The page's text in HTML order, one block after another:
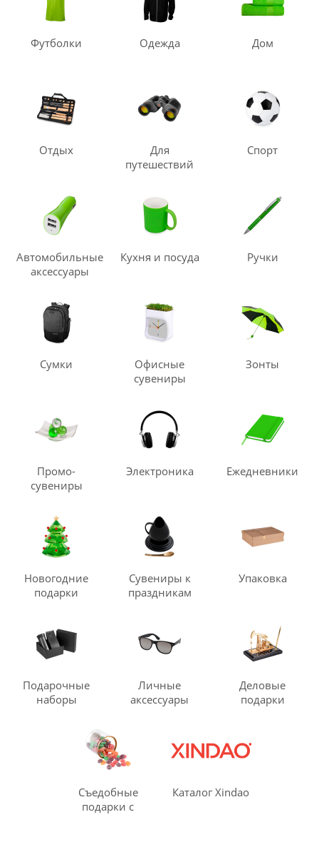
Футболки Одежда Дом
Отдых
Для
путешествий
Спорт
Автомобильные
аксессуары
Кухня и посуда Ручки
Сумки
Офисные
сувениры
Зонты
Промо-
сувениры
Электроника Ежедневники
Новогодние
подарки
Сувениры к
праздникам
Упаковка
Подарочные
наборы
Личные
аксессуары
Деловые
подарки
Съедобные
подарки с
Каталог Xindao